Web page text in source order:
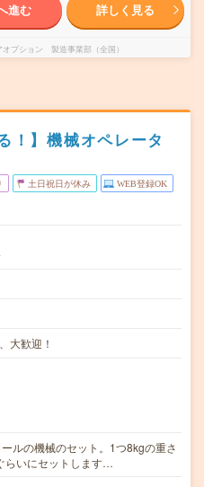
進む 詳しく見る
プション 製造事業部（全国）
！】機械オペレータ
土日祝日が休み WEB登録OK
大歓迎！
ルの機械のセット。1つ8kgの重さ
らいにセットします…